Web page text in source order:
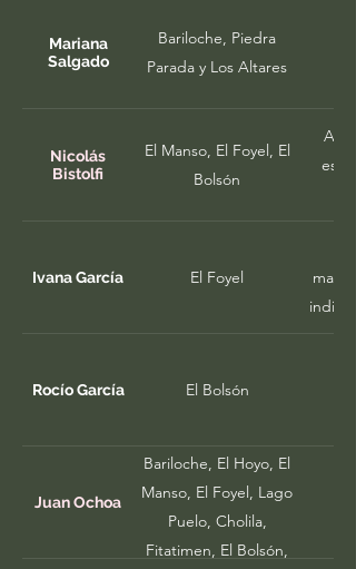
Mariana
Salgado
Bariloche, Piedra
Parada y Los Altares
Nicolás
Bistolfi
El Manso, El Foyel, El
Bolsón
Ivana García El Foyel
Rocío García El Bolsón
Juan Ochoa
Bariloche, El Hoyo, El
Manso, El Foyel, Lago
Puelo, Cholila,
Fitatimen, El Bolsón,